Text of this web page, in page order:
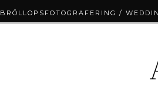
BRÖLLOPSFOTOGRAFERING /